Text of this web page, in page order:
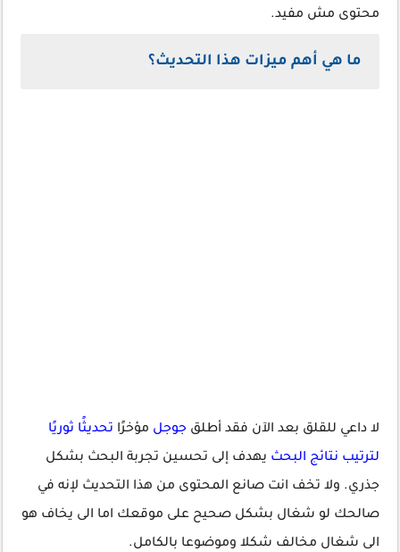
محتوى مش مفيد.
ما هي أهم ميزات هذا التحديث؟
لا داعي للقلق بعد الآن فقد أطلق جوجل مؤخرًا تحديثًا ثوريًا
لترتيب نتائج البحث يهدف إلى تحسين تجربة البحث بشكل
جذري. ولا تخف انت صانع المحتوى من هذا التحديث لإنه في
صالحك لو شغال بشكل صحيح على موقعك اما الى يخاف هو
الى شغال مخالف شكلا وموضوعا بالكامل.